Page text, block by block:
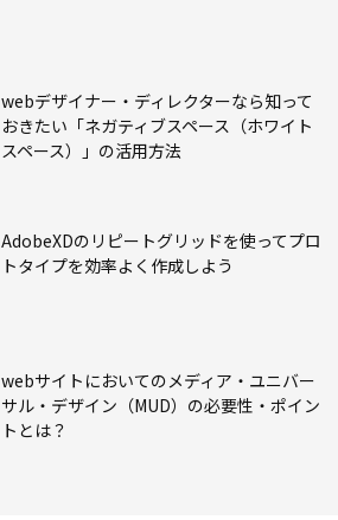
webデザイナー・ディレクターなら知って
おきたい「ネガティブスペース（ホワイト
スペース）」の活用方法
AdobeXDのリピートグリッドを使ってプロ
トタイプを効率よく作成しよう
webサイトにおいてのメディア・ユニバー
サル・デザイン（MUD）の必要性・ポイン
トとは？